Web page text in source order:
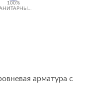
100%
арматура с